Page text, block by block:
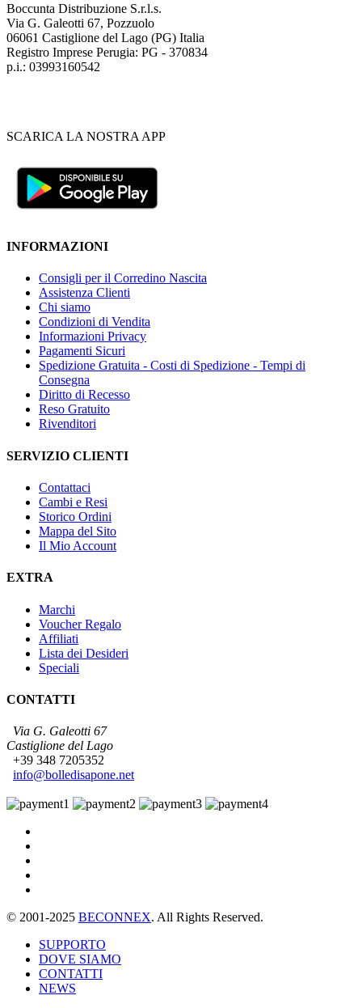
Boccunta Distribuzione S.r.l.s.
Via G. Galeotti 67, Pozzuolo
06061 Castiglione del Lago (PG) Italia
Registro Imprese Perugia: PG - 370834
p.i.: 03993160542
SCARICA LA NOSTRA APP
INFORMAZIONI
Consigli per il Corredino Nascita
Assistenza Clienti
Chi siamo
Condizioni di Vendita
Informazioni Privacy
Pagamenti Sicuri
Spedizione Gratuita - Costi di Spedizione - Tempi di
Consegna
Diritto di Recesso
Reso Gratuito
Rivenditori
SERVIZIO CLIENTI
Contattaci
Cambi e Resi
Storico Ordini
Mappa del Sito
Il Mio Account
EXTRA
Marchi
Voucher Regalo
Affiliati
Lista dei Desideri
Speciali
CONTATTI
Via G. Galeotti 67
Castiglione del Lago
+39 348 7205352
info@bolledisapone.net
© 2001-2025 BECONNEX. All Rights Reserved.
SUPPORTO
DOVE SIAMO
CONTATTI
NEWS